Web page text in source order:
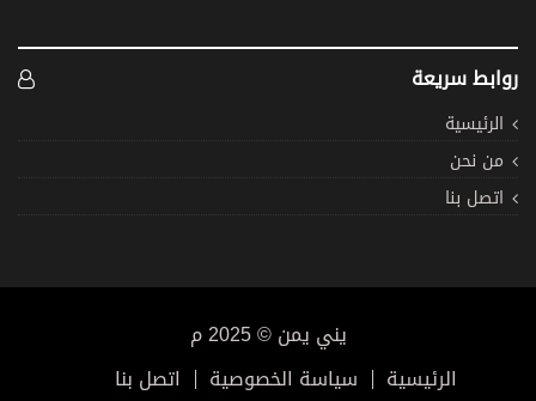
روابط سريعة
الرئيسية
من نحن
اتصل بنا
يني يمن © 2025 م
اتصل بنا
سياسة الخصوصية الرئيسية